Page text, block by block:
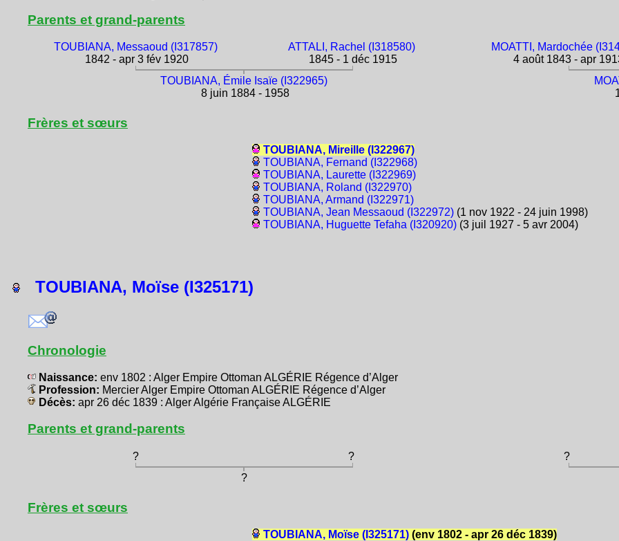
Parents et grand-parents
TOUBIANA, Messaoud (I317857)
1842 - apr 3 fév 1920
ATTALI, Rachel (I318580)
1845 - 1 déc 1915
MOATTI, Mardochée
4 août 1843 - apr
TOUBIANA, Émile Isaïe (I322965)
8 juin 1884 - 1958
Frères et sœurs
TOUBIANA, Mireille (I322967)
TOUBIANA, Fernand (I322968)
TOUBIANA, Laurette (I322969)
TOUBIANA, Roland (I322970)
TOUBIANA, Armand (I322971)
TOUBIANA, Jean Messaoud (I322972) (1 nov 1922 - 24 juin 1998)
TOUBIANA, Huguette Tefaha (I320920) (3 juil 1927 - 5 avr 2004)
TOUBIANA, Moïse (I325171)
Chronologie
Naissance: env 1802 : Alger Empire Ottoman ALGÉRIE Régence d’Alger
Profession: Mercier Alger Empire Ottoman ALGÉRIE Régence d’Alger
Décès: apr 26 déc 1839 : Alger Algérie Française ALGÉRIE
Parents et grand-parents
? ?
?
?
Frères et sœurs
TOUBIANA, Moïse (I325171) (env 1802 - apr 26 déc 1839)